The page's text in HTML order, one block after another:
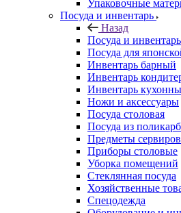
Упаковочные
Посуда и инвентарь
Назад
Посуда и инвентарь
Посуда для
Инвентарь барный
Инвентарь
Инвентарь
Ножи и аксессуары
Посуда столовая
Посуда из
Предметы
Приборы столовые
Уборка помещений
Стеклянная посуда
Хозяйственные
Спецодежда